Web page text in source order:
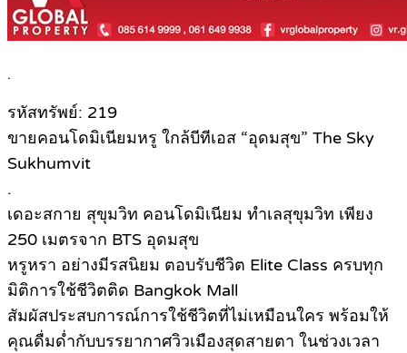
.
รหัสทรัพย์: 219
ขายคอนโดมิเนียมหรู ใกล้บีทีเอส “อุดมสุข” The Sky
Sukhumvit
.
เดอะสกาย สุขุมวิท คอนโดมิเนียม ทำเลสุขุมวิท เพียง
250 เมตรจาก BTS อุดมสุข
หรูหรา อย่างมีรสนิยม ตอบรับชีวิต Elite Class ครบทุก
มิติการใช้ชีวิตติด Bangkok Mall
สัมผัสประสบการณ์การใช้ชีวิตที่ไม่เหมือนใคร พร้อมให้
คุณดื่มด่ำกับบรรยากาศวิวเมืองสุดสายตา ในช่วงเวลา